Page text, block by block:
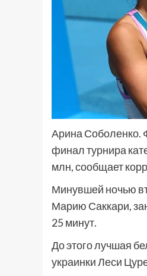
Арина Соболенко.
финал турнира
млн, сообщает
Минувшей ночью
Марию Саккари,
25 минут.
До этого лучшая
украинки Леси